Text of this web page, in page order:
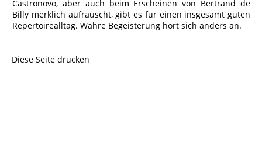
Castronovo, aber auch beim Erscheinen von Bertrand de
Billy merklich aufrauscht, gibt es für einen insgesamt guten
Repertoirealltag. Wahre Begeisterung hört sich anders an.
Diese Seite drucken